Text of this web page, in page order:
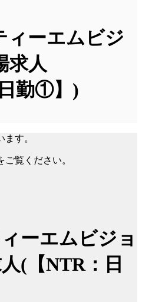
ィーエムビジ
求人
勤①】)
す。
覧ください。
ーエムビジョ
(【NTR：日